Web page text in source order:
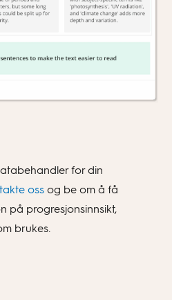
for din
oss og be om å få
på progresjonsinnsikt,
brukes.